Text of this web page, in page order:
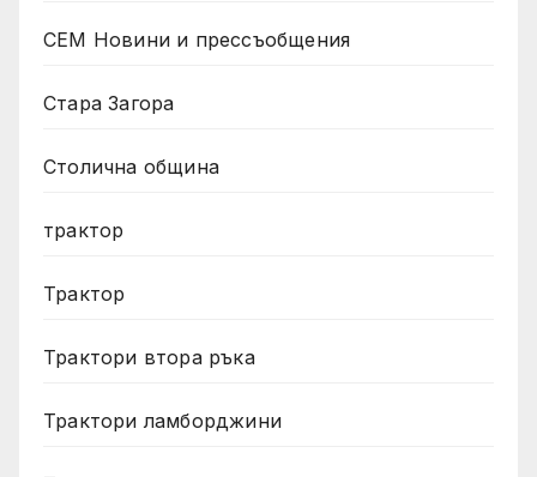
СЕМ Новини и прессъобщения
Стара Загора
Столична община
трактор
Трактор
Трактори втора ръка
Трактори ламборджини